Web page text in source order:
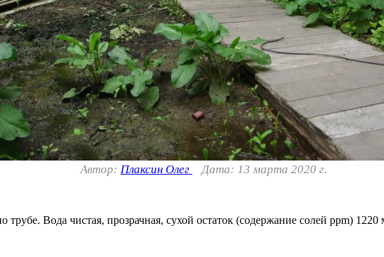
Автор: Плаксин Олег Дата: 13 марта 2020 г.
Вода чистая, прозрачная, сухой остаток (содержание солей ppm)